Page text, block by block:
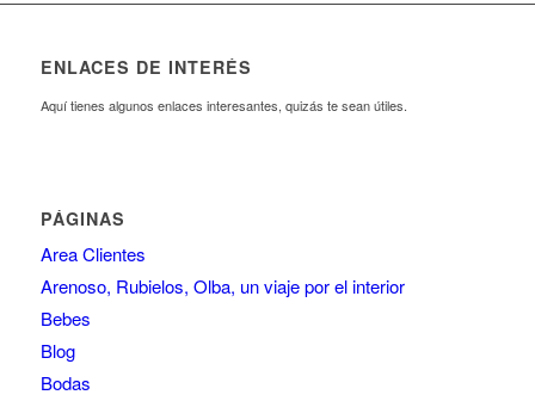
ENLACES DE INTERÉS
Aquí tienes algunos enlaces interesantes, quizás te sean útiles.
PÁGINAS
Area Clientes
Arenoso, Rubielos, Olba, un viaje por el interior
Bebes
Blog
Bodas